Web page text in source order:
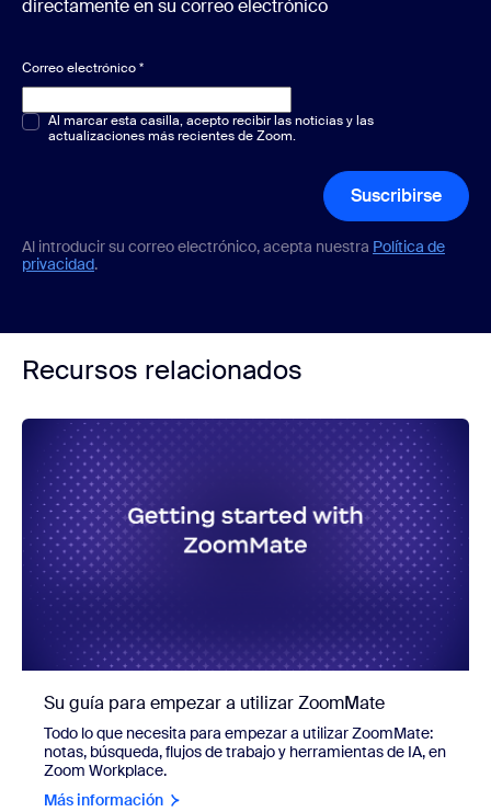
directamente en su correo electrónico
Correo electrónico*
Opción múltiple o única*
Al marcar esta casilla, acepto recibir las noticias y las
actualizaciones más recientes de Zoom.
Suscribirse
Al introducir su correo electrónico, acepta nuestra Política de
privacidad.
Recursos relacionados
Su guía para empezar a utilizar ZoomMate
Todo lo que necesita para empezar a utilizar ZoomMate:
notas, búsqueda, flujos de trabajo y herramientas de IA, en
Zoom Workplace.
Más información